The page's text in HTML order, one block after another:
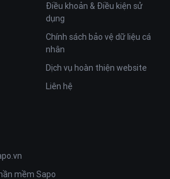
Điều khoản & Điều kiện sử
dụng
Chính sách bảo vệ dữ liệu cá
nhân
Dịch vụ hoàn thiện website
Liên hệ
mềm Sapo